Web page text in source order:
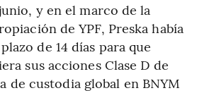
y en el marco de la
de YPF, Preska había
de 14 días para que
sus acciones Clase D de
de custodia global en BNYM